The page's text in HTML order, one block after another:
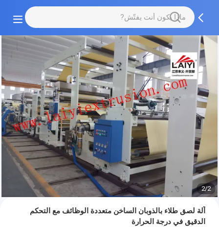
2/2
آلة لصق طلاء بالذوبان الساخن متعددة الوظائف مع التحكم
الدقيق في درجة الحرارة